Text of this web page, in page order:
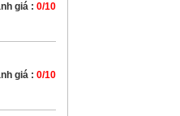
giá : 0/10
giá : 0/10